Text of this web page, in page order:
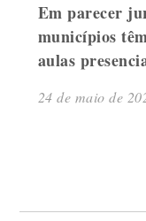
Em parecer
municípios
aulas
24 de maio de